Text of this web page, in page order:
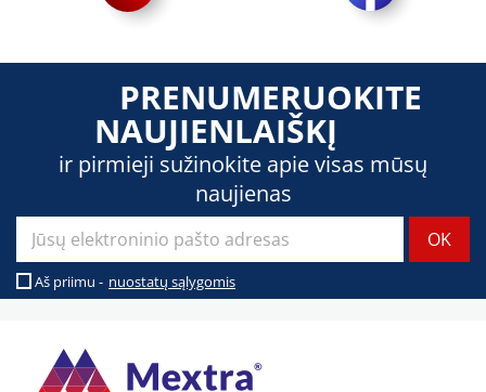
PRENUMERUOKITE
NAUJIENLAIŠKĮ
ir pirmieji sužinokite apie visas mūsų
naujienas
Aš priimu - nuostatų sąlygomis